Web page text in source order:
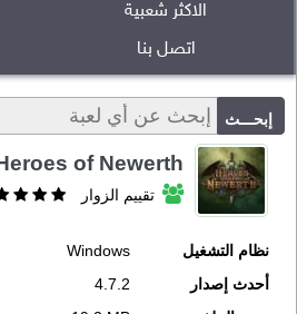
الاكثر شعبية
اتصل بنا
of Newerth
تقييم الزوار
نظام التشغيل
Windows
أحدث إصدار
4.7.2